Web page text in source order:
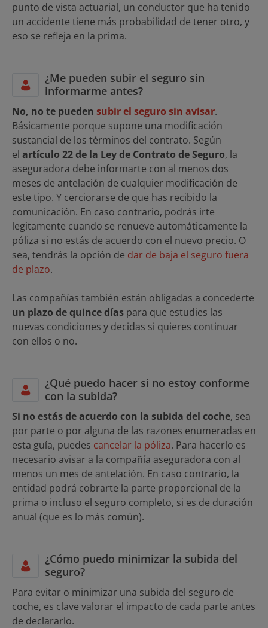
punto de vista actuarial, un conductor que ha tenido
un accidente tiene más probabilidad de tener otro, y
eso se refleja en la prima.
¿Me pueden subir el seguro sin
informarme antes?
No, no te pueden subir el seguro sin avisar.
Básicamente porque supone una modificación
sustancial de los términos del contrato. Según
el artículo 22 de la Ley de Contrato de Seguro, la
aseguradora debe informarte con al menos dos
meses de antelación de cualquier modificación de
este tipo. Y cerciorarse de que has recibido la
comunicación. En caso contrario, podrás irte
legitamente cuando se renueve automáticamente la
póliza si no estás de acuerdo con el nuevo precio. O
sea, tendrás la opción de dar de baja el seguro fuera
de plazo.
Las compañías también están obligadas a concederte
un plazo de quince días para que estudies las
nuevas condiciones y decidas si quieres continuar
con ellos o no.
¿Qué puedo hacer si no estoy conforme
con la subida?
Si no estás de acuerdo con la subida del coche, sea
por parte o por alguna de las razones enumeradas en
esta guía, puedes cancelar la póliza. Para hacerlo es
necesario avisar a la compañía aseguradora con al
menos un mes de antelación. En caso contrario, la
entidad podrá cobrarte la parte proporcional de la
prima o incluso el seguro completo, si es de duración
anual (que es lo más común).
¿Cómo puedo minimizar la subida del
seguro?
Para evitar o minimizar una subida del seguro de
coche, es clave valorar el impacto de cada parte antes
de declararlo.